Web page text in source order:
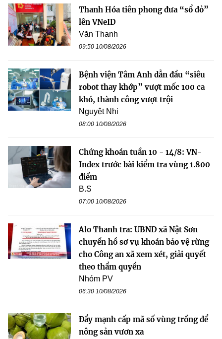
Thanh Hóa tiên phong đưa “sổ đỏ”
lên VNeID
Văn Thanh
09:50 10/08/2026
Bệnh viện Tâm Anh dẫn đầu “siêu
robot thay khớp” vượt mốc 100 ca
khó, thành công vượt trội
Nguyệt Nhi
08:00 10/08/2026
Chứng khoán tuần 10 - 14/8: VN-
Index trước bài kiểm tra vùng 1.800
điểm
B.S
07:00 10/08/2026
Alo Thanh tra: UBND xã Nật Sơn
chuyển hồ sơ vụ khoán bảo vệ rừng
cho Công an xã xem xét, giải quyết
theo thẩm quyền
Nhóm PV
06:30 10/08/2026
Đẩy mạnh cấp mã số vùng trồng để
nông sản vươn xa